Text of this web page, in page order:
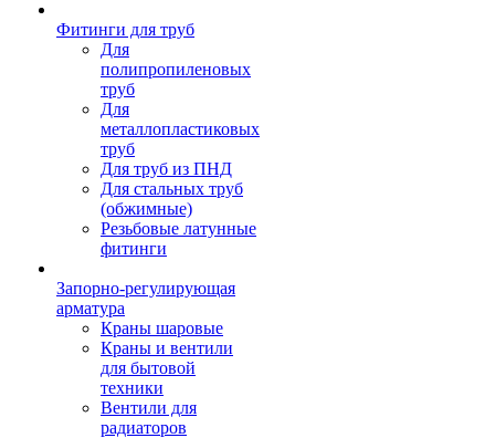
Фитинги для труб
Для
полипропиленовых
труб
Для
металлопластиковых
труб
Для труб из ПНД
Для стальных труб
(обжимные)
Резьбовые латунные
фитинги
Запорно-регулирующая
арматура
Краны шаровые
Краны и вентили
для бытовой
техники
Вентили для
радиаторов